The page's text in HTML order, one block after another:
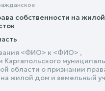
собственности на
<ФИО> к <ФИО> ,
области о признании
жилой дом и земельный